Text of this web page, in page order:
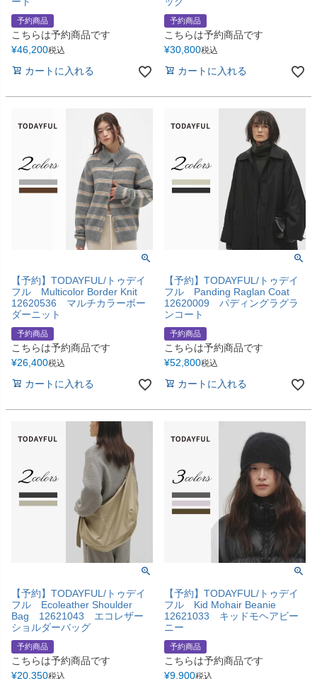
予約商品
こちらは予約商品です
¥46,200税込
カートに入れる
予約商品
こちらは予約商品です
¥30,800税込
カートに入れる
【予約】TODAYFUL/トゥデイ
フル Multicolor Border Knit
12620536 マルチカラーボー
ダーニット
予約商品
こちらは予約商品です
¥26,400税込
カートに入れる
【予約】TODAYFUL/トゥデイ
フル Panding Raglan Coat
12620009 パディングラグラ
ンコート
予約商品
こちらは予約商品です
¥52,800税込
カートに入れる
【予約】TODAYFUL/トゥデイ
フル Ecoleather Shoulder
Bag 12621043 エコレザー
ショルダーバッグ
予約商品
こちらは予約商品です
¥20,350税込
【予約】TODAYFUL/トゥデイ
フル Kid Mohair Beanie
12621033 キッドモヘアビー
ニー
予約商品
こちらは予約商品です
¥9,900税込